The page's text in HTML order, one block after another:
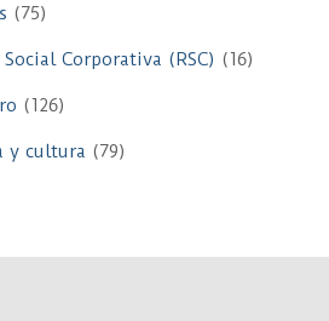
(75)
Corporativa (RSC) (16)
(126)
y cultura (79)